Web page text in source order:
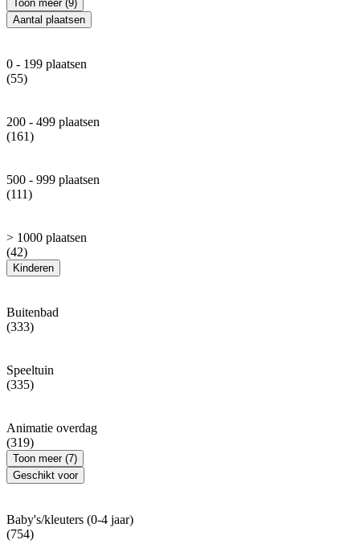
Toon meer (9)
Aantal plaatsen
0 - 199 plaatsen
(55)
200 - 499 plaatsen
(161)
500 - 999 plaatsen
(111)
> 1000 plaatsen
(42)
Kinderen
Buitenbad
(333)
Speeltuin
(335)
Animatie overdag
(319)
Toon meer (7)
Geschikt voor
Baby's/kleuters (0-4 jaar)
(754)